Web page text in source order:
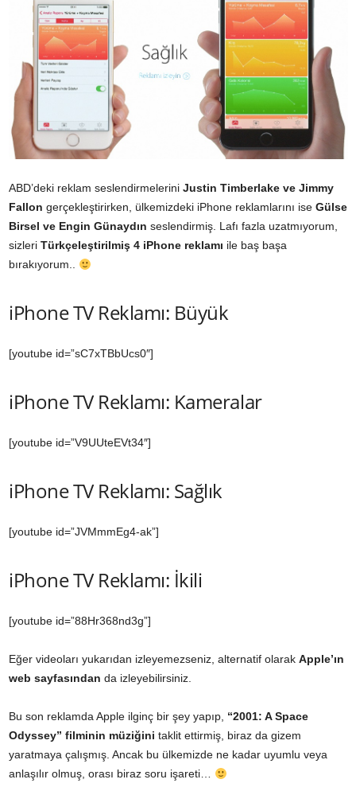
ABD’deki reklam seslendirmelerini Justin Timberlake ve Jimmy
Fallon gerçekleştirirken, ülkemizdeki iPhone reklamlarını ise Gülse
Birsel ve Engin Günaydın seslendirmiş. Lafı fazla uzatmıyorum,
sizleri Türkçeleştirilmiş 4 iPhone reklamı ile baş başa
bırakıyorum..
iPhone TV Reklamı: Büyük
[youtube id=”sC7xTBbUcs0″]
iPhone TV Reklamı: Kameralar
[youtube id=”V9UUteEVt34″]
iPhone TV Reklamı: Sağlık
[youtube id=”JVMmmEg4-ak”]
iPhone TV Reklamı: İkili
[youtube id=”88Hr368nd3g”]
Eğer videoları yukarıdan izleyemezseniz, alternatif olarak Apple’ın
web sayfasından da izleyebilirsiniz.
Bu son reklamda Apple ilginç bir şey yapıp, “2001: A Space
Odyssey” filminin müziğini taklit ettirmiş, biraz da gizem
yaratmaya çalışmış. Ancak bu ülkemizde ne kadar uyumlu veya
anlaşılır olmuş, orası biraz soru işareti…